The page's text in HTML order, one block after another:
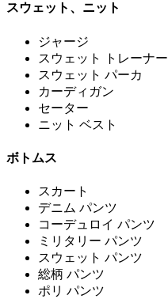
スウェット、ニット
ジャージ
スウェット トレーナー
スウェット パーカ
カーディガン
セーター
ニット ベスト
ボトムス
スカート
デニム パンツ
コーデュロイ パンツ
ミリタリー パンツ
スウェット パンツ
総柄 パンツ
ポリ パンツ